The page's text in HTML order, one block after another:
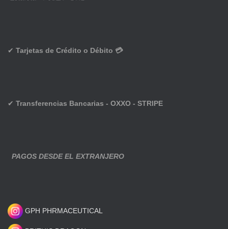
✔ Tarjetas de Crédito o Débito 💳
✔ Transferencias Bancarias - OXXO - STRIPE
PAGOS DESDE EL EXTRANJERO
GPH PHRMACEUTICAL